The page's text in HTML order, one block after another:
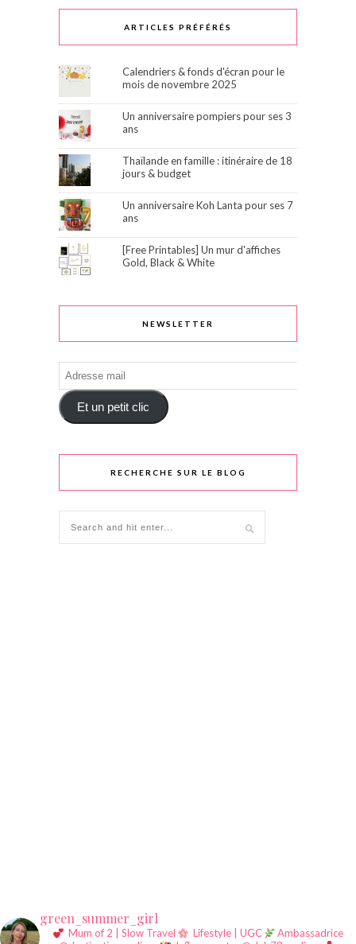
ARTICLES PRÉFÉRÉS
Calendriers & fonds d'écran pour le
mois de novembre 2025
Un anniversaire pompiers pour ses 3
ans
Thaïlande en famille : itinéraire de 18
jours & budget
Un anniversaire Koh Lanta pour ses 7
ans
[Free Printables] Un mur d'affiches
Gold, Black & White
NEWSLETTER
Adresse
mail
Et un petit clic
RECHERCHE SUR LE BLOG
green_summer_girl
Mum of 2 | Slow Travel Lifestyle | UGC
Ambassadrice